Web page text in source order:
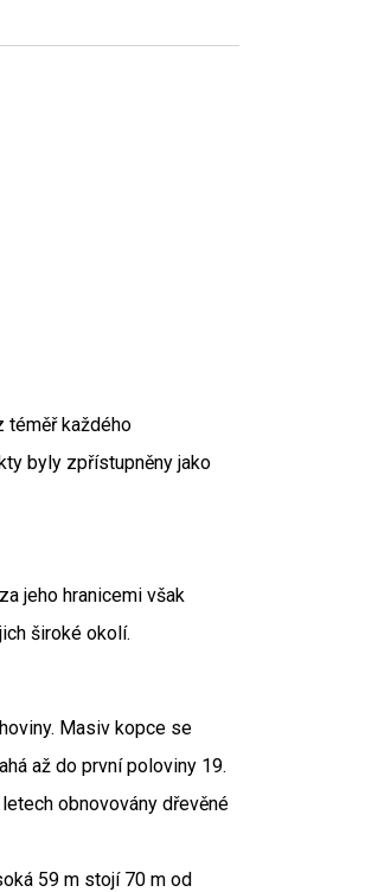
téměř každého
byly zpřístupněny jako
jeho hranicemi však
široké okolí.
Masiv kopce se
až do první poloviny 19.
obnovovány dřevěné
59 m stojí 70 m od